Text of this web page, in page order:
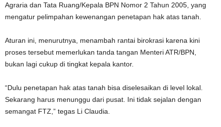
Agraria dan Tata Ruang/Kepala BPN Nomor 2 Tahun 2005, yang
mengatur pelimpahan kewenangan penetapan hak atas tanah.
Aturan ini, menurutnya, menambah rantai birokrasi karena kini
proses tersebut memerlukan tanda tangan Menteri ATR/BPN,
bukan lagi cukup di tingkat kepala kantor.
“Dulu penetapan hak atas tanah bisa diselesaikan di level lokal.
Sekarang harus menunggu dari pusat. Ini tidak sejalan dengan
semangat FTZ,” tegas Li Claudia.